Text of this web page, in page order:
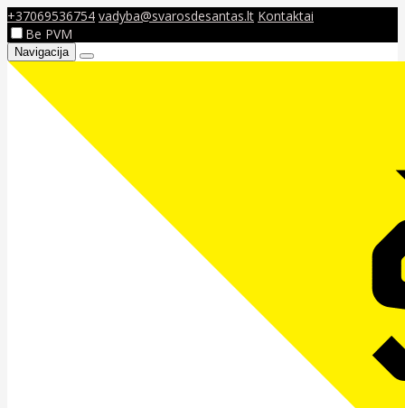
+37069536754 vadyba@svarosdesantas.lt Kontaktai
Be PVM
Navigacija